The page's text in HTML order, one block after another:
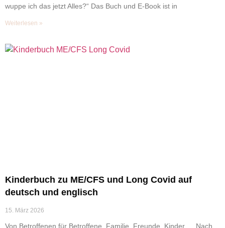
wuppe ich das jetzt Alles?“ Das Buch und E-Book ist in
Weiterlesen »
Kinderbuch zu ME/CFS und Long Covid auf
deutsch und englisch
15. März 2026
Von Betroffenen für Betroffene, Familie, Freunde, Kinder … Nach